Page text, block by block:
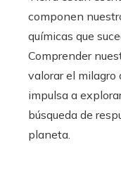
componen
químicas que
Comprender
valorar el milagro
impulsa a
búsqueda de
planeta.